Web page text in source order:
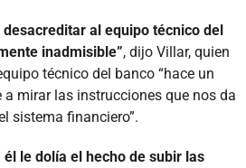
desacreditar al equipo técnico del
inadmisible”, dijo Villar, quien
técnico del banco “hace un
a mirar las instrucciones que nos da
sistema financiero”.
él le dolía el hecho de subir las